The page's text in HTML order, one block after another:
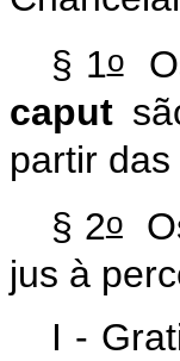
§ 1o
caput
partir
§ 2o
jus à
I -